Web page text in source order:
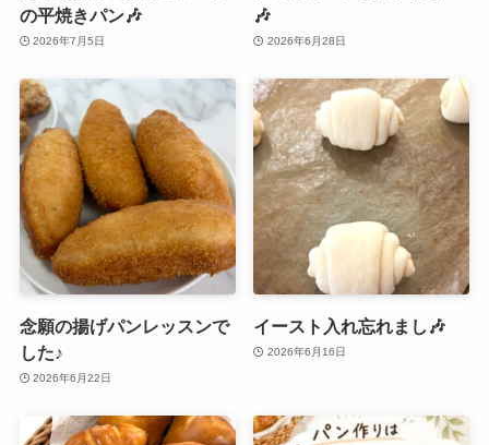
の平焼きパン🎶
2026年7月5日
🎶
2026年6月28日
念願の揚げパンレッスンで
した♪
2026年6月22日
イースト入れ忘れまし🎶
2026年6月16日